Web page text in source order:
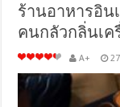
ร้านอาหารอิน
คนกลัวกลิ่นเค
A+